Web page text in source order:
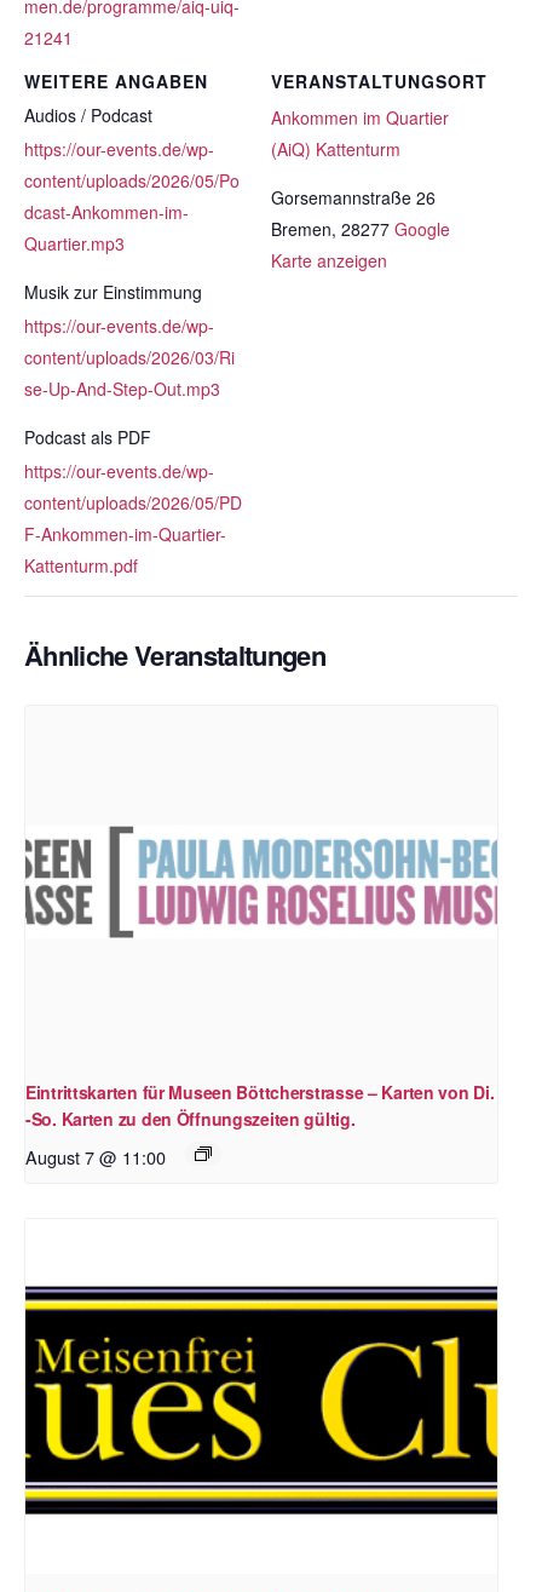
men.de/programme/aiq-uiq-
21241
VERANSTALTUNGSORT
Ankommen im Quartier
(AiQ) Kattenturm
Gorsemannstraße 26
Bremen, 28277 Google
Karte anzeigen
WEITERE ANGABEN
Audios / Podcast
https://our-events.de/wp-
content/uploads/2026/05/Po
dcast-Ankommen-im-
Quartier.mp3
Musik zur Einstimmung
https://our-events.de/wp-
content/uploads/2026/03/Ri
se-Up-And-Step-Out.mp3
Podcast als PDF
https://our-events.de/wp-
content/uploads/2026/05/PD
F-Ankommen-im-Quartier-
Kattenturm.pdf
Ähnliche Veranstaltungen
Eintrittskarten für Museen Böttcherstrasse – Karten von Di.
-So. Karten zu den Öffnungszeiten gültig.
August 7 @ 11:00